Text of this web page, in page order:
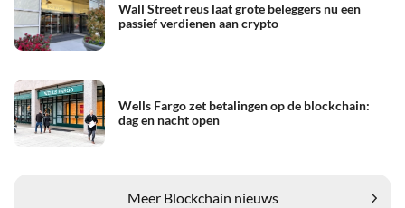
Wall Street reus laat grote beleggers nu een
passief verdienen aan crypto
Wells Fargo zet betalingen op de blockchain:
dag en nacht open
Meer Blockchain nieuws